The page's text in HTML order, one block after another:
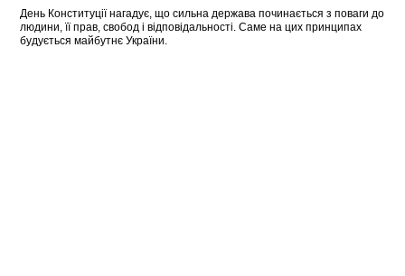
День Конституції нагадує, що сильна держава починається з поваги до
людини, її прав, свобод і відповідальності. Саме на цих принципах
будується майбутнє України.